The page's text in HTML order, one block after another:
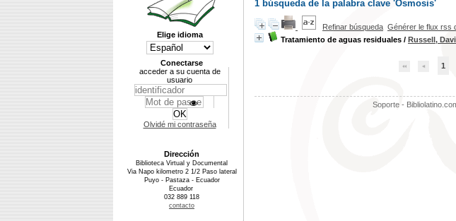
1 búsqueda de la palabra clave 'Osmosis'
Refinar búsqueda Générer le flux rss
Tratamiento de aguas residuales / Russell,
1
Soporte -
Elige idioma
Conectarse
acceder a su cuenta de
usuario
Olvidé mi contraseña
Dirección
Biblioteca Virtual y Documental
Via Napo kilometro 2 1/2 Paso lateral
Puyo - Pastaza - Ecuador
Ecuador
032 889 118
contacto